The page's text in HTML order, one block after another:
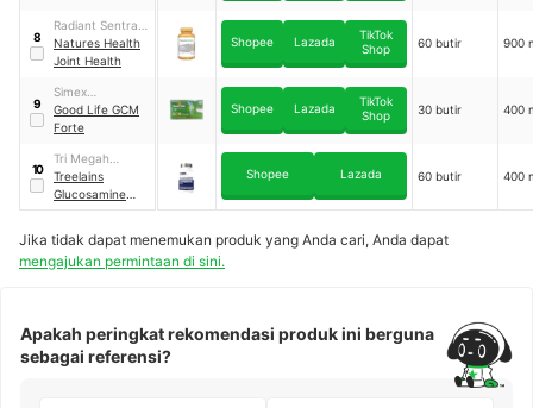
8
Radiant Sentral
Nutrindo
Natures Health
Joint Health
Shopee Lazada
TikTok
Shop
60 butir 900
9
Simex
Pharmaceutical
Good Life GCM
Forte
Shopee Lazada
TikTok
Shop
30 butir 400
10
Tri Megah
Makmur
Treelains
Glucosamine
Chondroitin MSM
Shopee Lazada 60 butir 400
Jika tidak dapat menemukan produk yang Anda cari, Anda dapat
mengajukan permintaan di sini.
Apakah peringkat rekomendasi produk ini berguna
sebagai referensi?